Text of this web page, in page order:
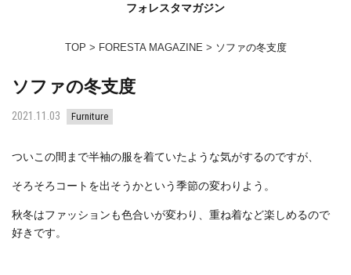
フォレスタマガジン
TOP FORESTA MAGAZINE ソファの冬支度
ソファの冬支度
2021.11.03 Furniture
ついこの間まで半袖の服を着ていたような気がするのですが、
そろそろコートを出そうかという季節の変わりよう。
秋冬はファッションも色合いが変わり、重ね着など楽しめるので
好きです。